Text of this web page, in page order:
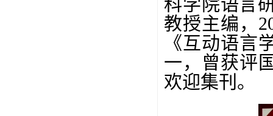
科学院语言
教授主编，
《互动语言
一，曾获评
欢迎集刊。